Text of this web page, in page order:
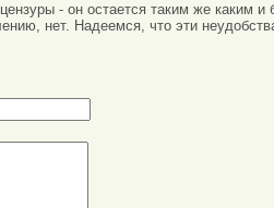
- он остается таким же
нет. Надеемся, что эти